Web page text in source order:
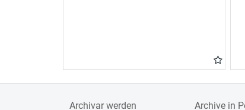
Archivar werden Archive in